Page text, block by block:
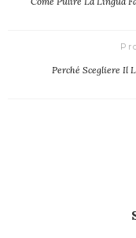
Perché Scegliere Il